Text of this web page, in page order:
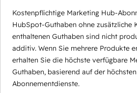
Kostenpflichtige Marketing Hub-
HubSpot-Guthaben ohne zusätzliche
enthaltenen Guthaben sind nicht
additiv. Wenn Sie mehrere Produkte
erhalten Sie die höchste verfügbare
Guthaben, basierend auf der
Abonnementdienste.